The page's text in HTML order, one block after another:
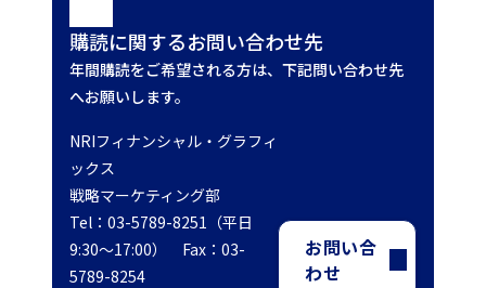
購読に関するお問い合わせ先
年間購読をご希望される方は、下記問い合わせ先
へお願いします。
NRIフィナンシャル・グラフィ
ックス
戦略マーケティング部
Tel：03-5789-8251（平日
9:30～17:00） Fax：03-
5789-8254
お問い合
わせ